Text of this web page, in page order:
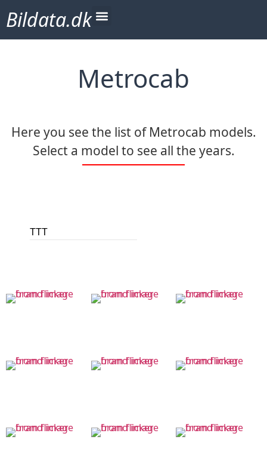
Bildata.dk
Metrocab
Here you see the list of Metrocab models.
Select a model to see all the years.
TTT